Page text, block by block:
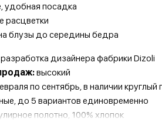
удобная посадка
расцветки
блузы до середины бедра
дизайнера фабрики Dizoli
высокий
по сентябрь, в наличии круглый
до 5 вариантов единовременно
полотно, 100% хлопок